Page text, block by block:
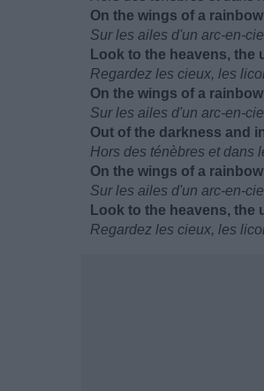
On the wings of a rainbow
Sur les ailes d'un arc-en-
Look to the heavens, the
Regardez les cieux, les
On the wings of a rainbow
Sur les ailes d'un arc-en-
Out of the darkness and
Hors des ténèbres et dans
On the wings of a rainbow
Sur les ailes d'un arc-en-
Look to the heavens, the
Regardez les cieux, les